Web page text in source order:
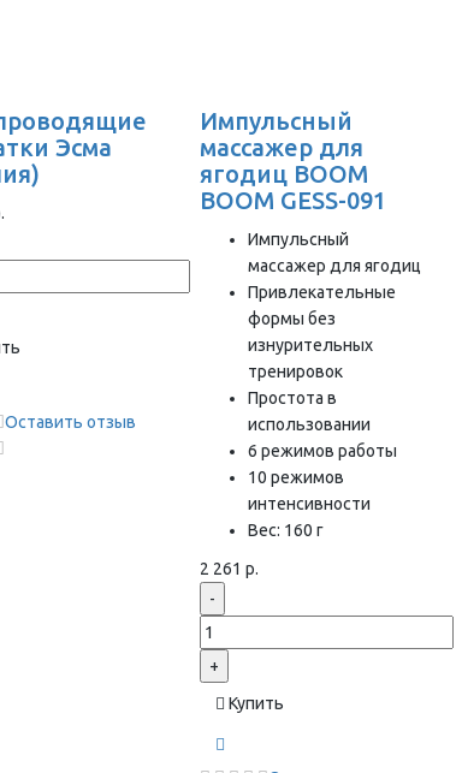
Эсма
Оставить отзыв
Импульсный
массажер для
ягодиц BOOM
BOOM GESS-091
Импульсный
массажер для ягодиц
Привлекательные
формы без
изнурительных
тренировок
Простота в
использовании
6 режимов работы
10 режимов
интенсивности
Вес: 160 г
2 261 р.
-
+
Купить